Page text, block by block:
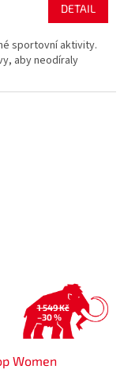
DETAIL
sportovní aktivity.
aby neodíraly
1 549 Kč
–30 %
Women